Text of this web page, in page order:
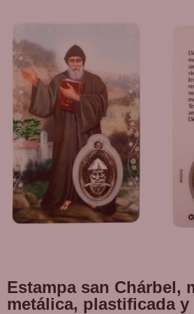
Estampa san Chárbel,
metálica, plastificada